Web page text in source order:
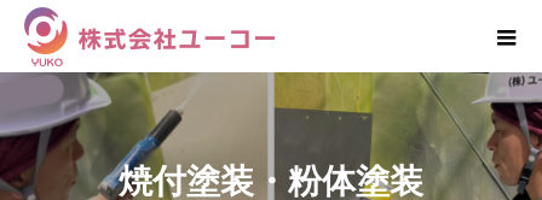
焼付塗装・粉体塗装